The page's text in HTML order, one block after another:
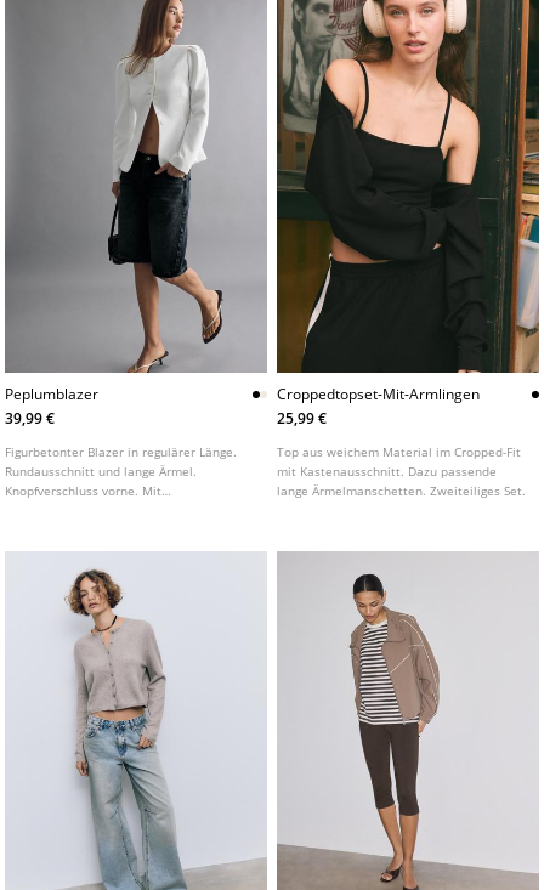
Peplumblazer
39,99 €
Figurbetonter Blazer in regulärer Länge.
Rundausschnitt und lange Ärmel.
Knopfverschluss vorne. Mit
Croppedtopset-Mit-Armlingen
25,99 €
Top aus weichem Material im Cropped-Fit
mit Kastenausschnitt. Dazu passende
lange Ärmelmanschetten. Zweiteiliges Set.